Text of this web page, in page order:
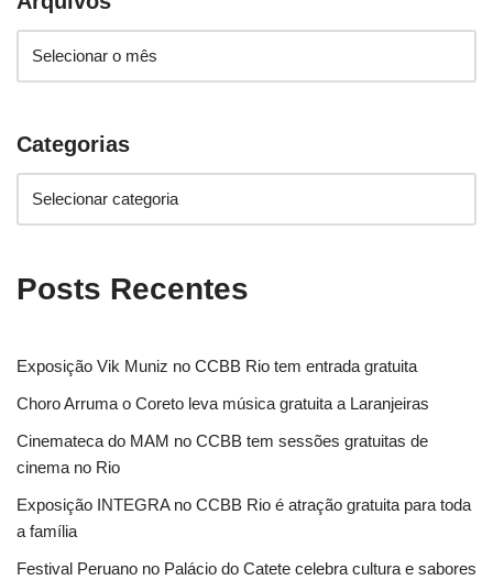
Categorias
Posts Recentes
Exposição Vik Muniz no CCBB Rio tem entrada gratuita
Choro Arruma o Coreto leva música gratuita a Laranjeiras
Cinemateca do MAM no CCBB tem sessões gratuitas de
cinema no Rio
Exposição INTEGRA no CCBB Rio é atração gratuita para toda
a família
Festival Peruano no Palácio do Catete celebra cultura e sabores